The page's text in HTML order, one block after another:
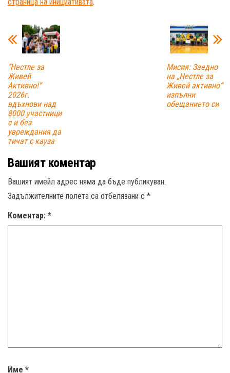
“Нестле за
Живей
Aктивно!”
2026г.
вдъхнови над
8000 участници
с и без
увреждания да
тичат с кауза
Мисия: Заедно
на „Нестле за
Живей активно“
изпълни
обещанието си
Вашият коментар
Вашият имейл адрес няма да бъде публикуван.
Задължителните полета са отбелязани с *
Коментар: *
Име *